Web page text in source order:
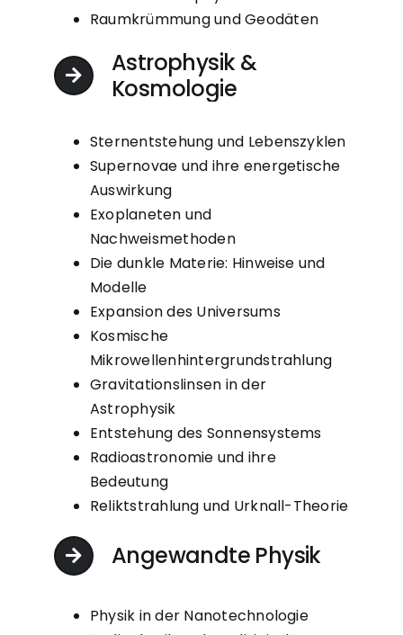
Raumkrümmung und Geodäten
Astrophysik &
Kosmologie
Sternentstehung und Lebenszyklen
Supernovae und ihre energetische
Auswirkung
Exoplaneten und
Nachweismethoden
Die dunkle Materie: Hinweise und
Modelle
Expansion des Universums
Kosmische
Mikrowellenhintergrundstrahlung
Gravitationslinsen in der
Astrophysik
Entstehung des Sonnensystems
Radioastronomie und ihre
Bedeutung
Reliktstrahlung und Urknall-Theorie
Angewandte Physik
Physik in der Nanotechnologie